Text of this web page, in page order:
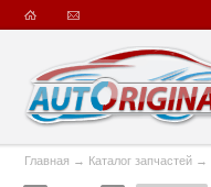
Главная → Каталог запчастей →